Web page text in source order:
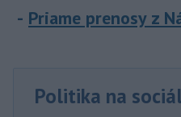
Priame prenosy z
Politika na